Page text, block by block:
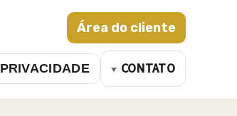
Área do cliente
PRIVACIDADE CONTATO